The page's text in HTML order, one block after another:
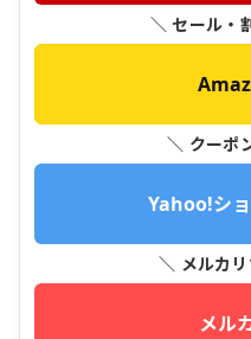
＼ セール・
＼ クーポ
Yahoo!シ
＼ メルカ
メル